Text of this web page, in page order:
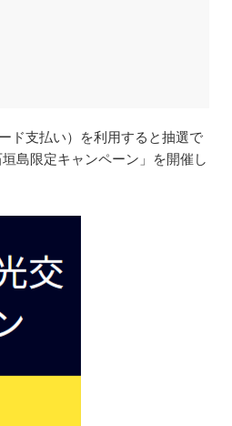
ド支払い）を利用すると抽選で
島限定キャンペーン」を開催し